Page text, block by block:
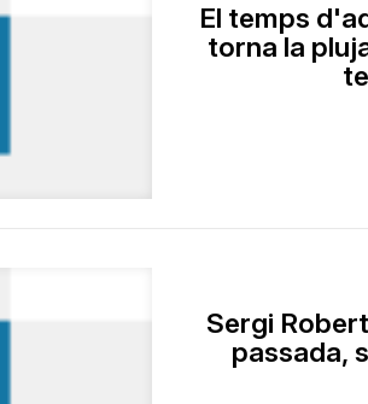
El temps
torna la
Sergi
passada,